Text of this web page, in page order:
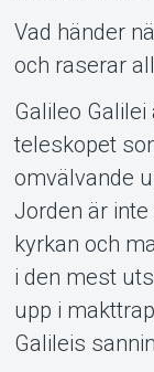
Vad händer
och raserar
Galileo
teleskopet
omvälvande
Jorden är
kyrkan och
i den mest
upp i
Galileis